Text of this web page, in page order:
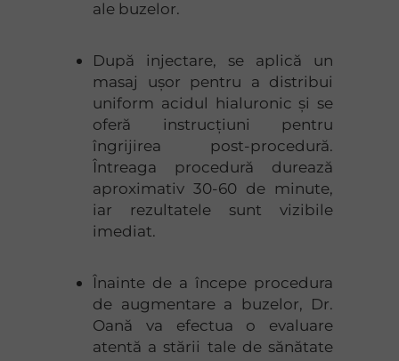
ale buzelor.
După injectare, se aplică un
masaj ușor pentru a distribui
uniform acidul hialuronic și se
oferă instrucțiuni pentru
îngrijirea post-procedură.
Întreaga procedură durează
aproximativ 30-60 de minute,
iar rezultatele sunt vizibile
imediat.
Înainte de a începe procedura
de augmentare a buzelor, Dr.
Oană va efectua o evaluare
atentă a stării tale de sănătate